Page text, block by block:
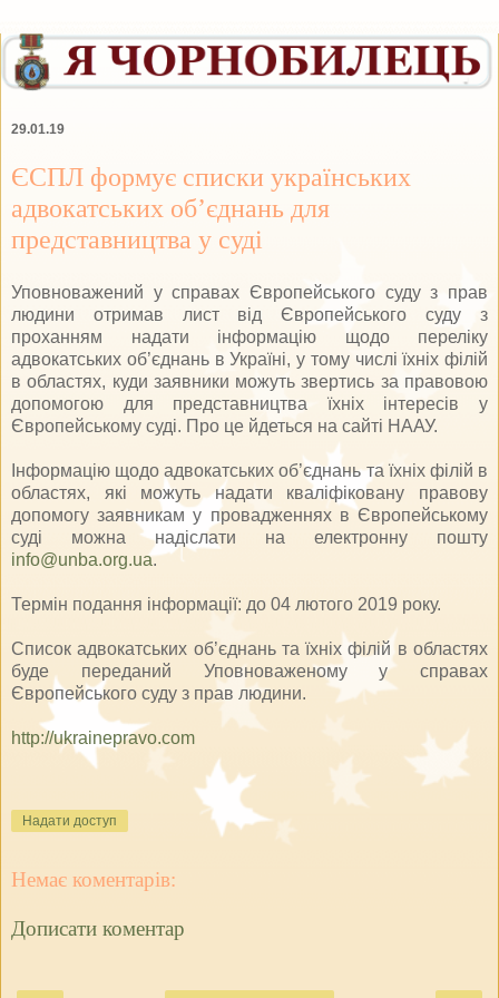
29.01.19
ЄСПЛ формує списки українських
адвокатських об’єднань для
представництва у суді
Уповноважений у справах Європейського суду з прав
людини отримав лист від Європейського суду з
проханням надати інформацію щодо переліку
адвокатських об’єднань в Україні, у тому числі їхніх філій
в областях, куди заявники можуть звертись за правовою
допомогою для представництва їхніх інтересів у
Європейському суді. Про це йдеться на сайті НААУ.
Інформацію щодо адвокатських об’єднань та їхніх філій в
областях, які можуть надати кваліфіковану правову
допомогу заявникам у провадженнях в Європейському
суді можна надіслати на електронну пошту
info@unba.org.ua.
Термін подання інформації: до 04 лютого 2019 року.
Список адвокатських об’єднань та їхніх філій в областях
буде переданий Уповноваженому у справах
Європейського суду з прав людини.
http://ukrainepravo.com
Надати доступ
Немає коментарів:
Дописати коментар